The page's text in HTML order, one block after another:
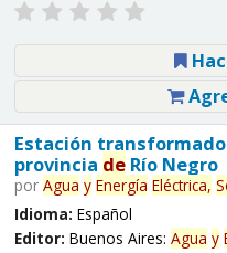
Estación
provincia deRío Negro
por Agua y Energía Eléctrica,
Idioma: Español
Editor: Buenos Aires: Agua y